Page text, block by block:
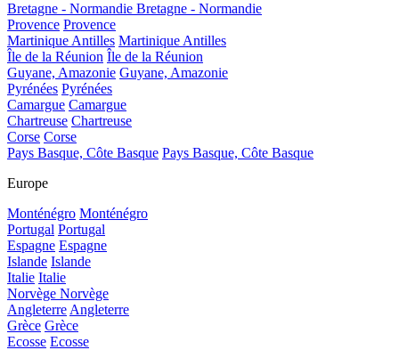
Bretagne - Normandie Bretagne - Normandie
Provence Provence
Martinique Antilles Martinique Antilles
Île de la Réunion Île de la Réunion
Guyane, Amazonie Guyane, Amazonie
Pyrénées Pyrénées
Camargue Camargue
Chartreuse Chartreuse
Corse Corse
Pays Basque, Côte Basque Pays Basque, Côte Basque
Europe
Monténégro Monténégro
Portugal Portugal
Espagne Espagne
Islande Islande
Italie Italie
Norvège Norvège
Angleterre Angleterre
Grèce Grèce
Ecosse Ecosse